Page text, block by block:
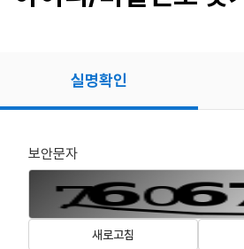
터
실명확인
보안문자
새로고침